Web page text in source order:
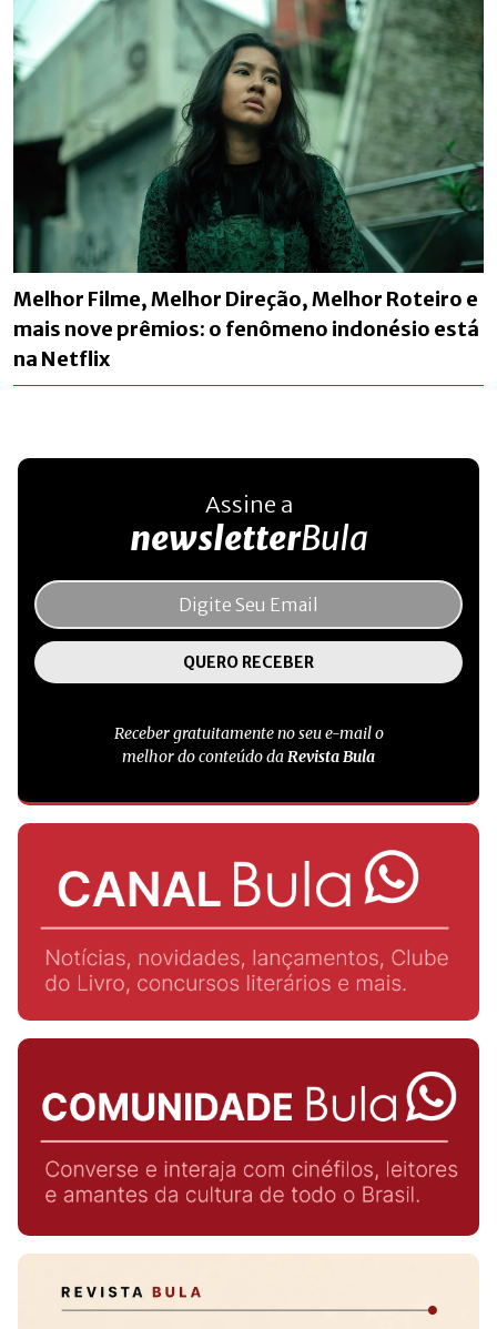
Melhor Filme, Melhor Direção, Melhor Roteiro e
mais nove prêmios: o fenômeno indonésio está
na Netflix
Assine a
newsletterBula
Receber gratuitamente no seu e-mail o
melhor do conteúdo daRevista Bula